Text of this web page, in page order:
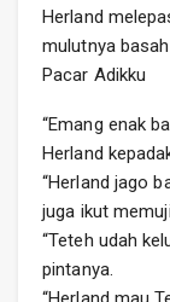
Herland
mulutnya
Pacar Adikku
“Emang enak
Herland
“Herland jago
juga ikut
“Teteh udah
pintanya.